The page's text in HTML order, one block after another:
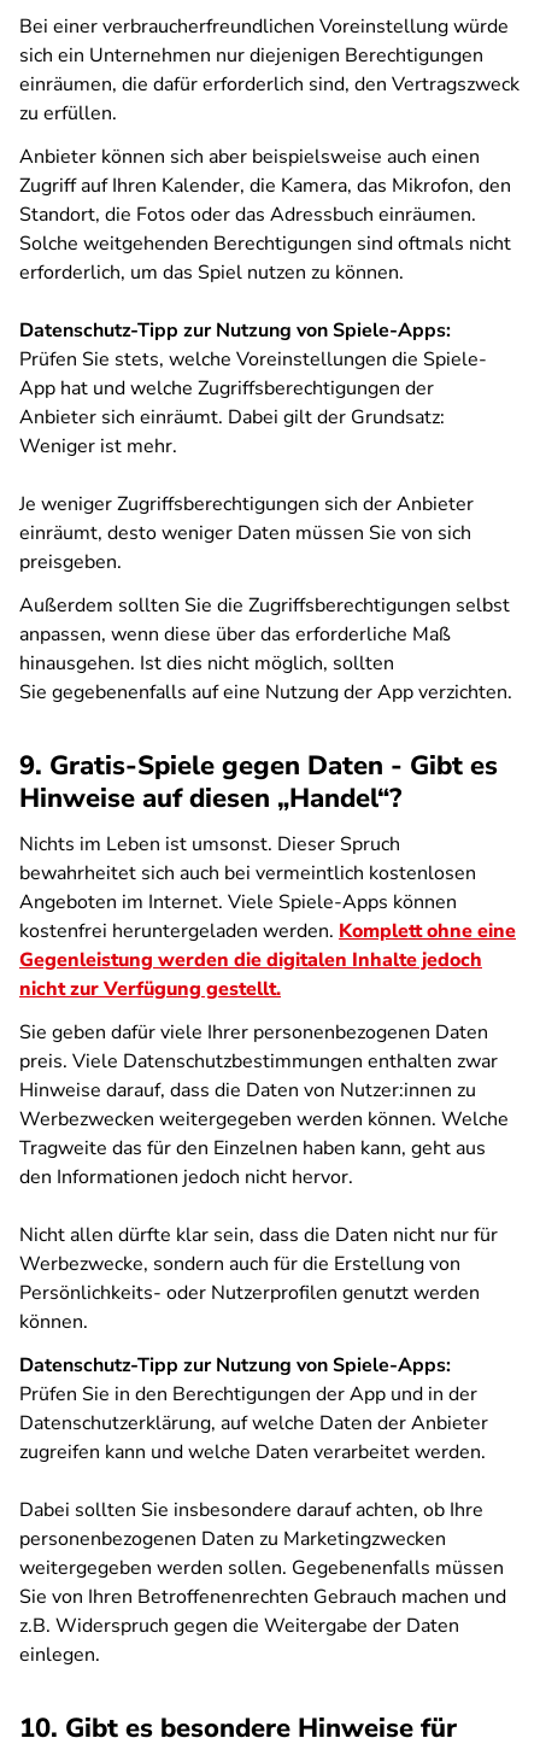
Bei einer verbraucherfreundlichen Voreinstellung würde
sich ein Unternehmen nur diejenigen Berechtigungen
einräumen, die dafür erforderlich sind, den Vertragszweck
zu erfüllen.
Anbieter können sich aber beispielsweise auch einen
Zugriff auf Ihren Kalender, die Kamera, das Mikrofon, den
Standort, die Fotos oder das Adressbuch einräumen.
Solche weitgehenden Berechtigungen sind oftmals nicht
erforderlich, um das Spiel nutzen zu können.
Datenschutz-Tipp zur Nutzung von Spiele-Apps:
Prüfen Sie stets, welche Voreinstellungen die Spiele-
App hat und welche Zugriffsberechtigungen der
Anbieter sich einräumt. Dabei gilt der Grundsatz:
Weniger ist mehr.
Je weniger Zugriffsberechtigungen sich der Anbieter
einräumt, desto weniger Daten müssen Sie von sich
preisgeben.
Außerdem sollten Sie die Zugriffsberechtigungen selbst
anpassen, wenn diese über das erforderliche Maß
hinausgehen. Ist dies nicht möglich, sollten
Sie gegebenenfalls auf eine Nutzung der App verzichten.
9. Gratis-Spiele gegen Daten - Gibt es
Hinweise auf diesen „Handel“?
Nichts im Leben ist umsonst. Dieser Spruch
bewahrheitet sich auch bei vermeintlich kostenlosen
Angeboten im Internet. Viele Spiele-Apps können
kostenfrei heruntergeladen werden. Komplett ohne eine
Gegenleistung werden die digitalen Inhalte jedoch
nicht zur Verfügung gestellt.
Sie geben dafür viele Ihrer personenbezogenen Daten
preis. Viele Datenschutzbestimmungen enthalten zwar
Hinweise darauf, dass die Daten von Nutzer:innen zu
Werbezwecken weitergegeben werden können. Welche
Tragweite das für den Einzelnen haben kann, geht aus
den Informationen jedoch nicht hervor.
Nicht allen dürfte klar sein, dass die Daten nicht nur für
Werbezwecke, sondern auch für die Erstellung von
Persönlichkeits- oder Nutzerprofilen genutzt werden
können.
Datenschutz-Tipp zur Nutzung von Spiele-Apps:
Prüfen Sie in den Berechtigungen der App und in der
Datenschutzerklärung, auf welche Daten der Anbieter
zugreifen kann und welche Daten verarbeitet werden.
Dabei sollten Sie insbesondere darauf achten, ob Ihre
personenbezogenen Daten zu Marketingzwecken
weitergegeben werden sollen. Gegebenenfalls müssen
Sie von Ihren Betroffenenrechten Gebrauch machen und
z.B. Widerspruch gegen die Weitergabe der Daten
einlegen.
10. Gibt es besondere Hinweise für